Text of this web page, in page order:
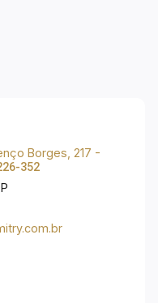
dos correios,
Borges, 217 -
352